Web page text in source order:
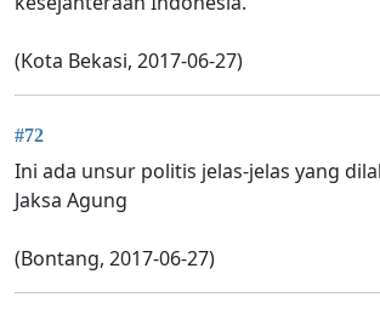
(Kota Bekasi, 2017-06-27)
#72
Ini ada unsur politis jelas-jelas yang
Jaksa Agung
(Bontang, 2017-06-27)